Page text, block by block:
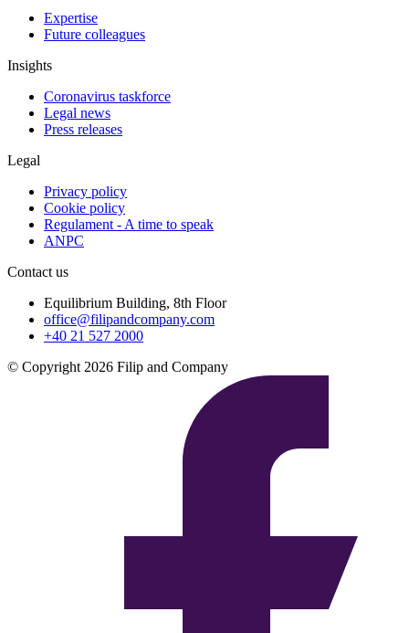
Expertise
Future colleagues
Insights
Coronavirus taskforce
Legal news
Press releases
Legal
Privacy policy
Cookie policy
Regulament - A time to speak
ANPC
Contact us
Equilibrium Building, 8th Floor
office@filipandcompany.com
+40 21 527 2000
© Copyright 2026 Filip and Company